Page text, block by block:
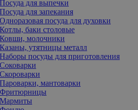
Посуда для выпечки
Посуда для запекания
Одноразовая посуда для духовки
Котлы, баки столовые
Ковши, молочники
Казаны, утятницы металл
Наборы посуды для приготовления
Соковарки
Скороварки
Пароварки, мантоварки
Фритюрницы
Мармиты